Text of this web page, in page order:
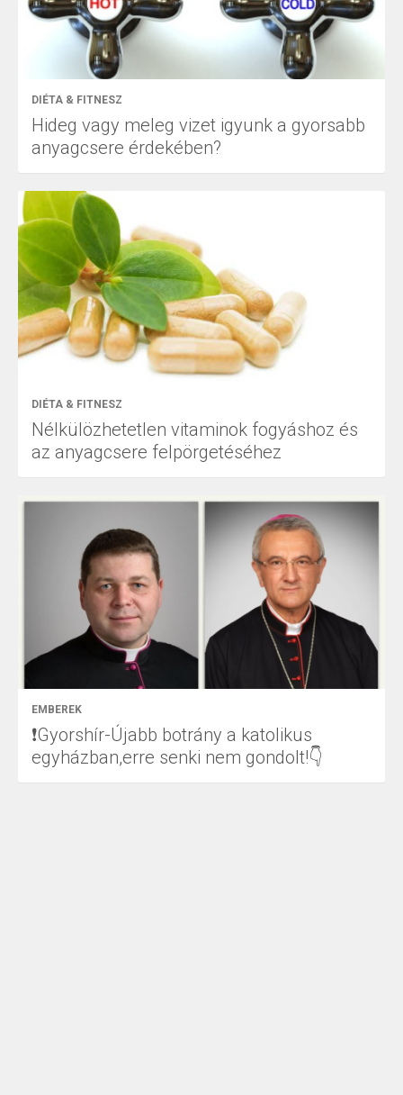
DIÉTA & FITNESZ
Hideg vagy meleg vizet igyunk a gyorsabb
anyagcsere érdekében?
DIÉTA & FITNESZ
Nélkülözhetetlen vitaminok fogyáshoz és
az anyagcsere felpörgetéséhez
EMBEREK
❗Gyorshír-Újabb botrány a katolikus
egyházban,erre senki nem gondolt!👇